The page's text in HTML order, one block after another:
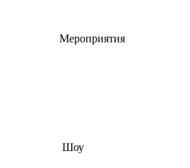
Мероприятия
Шоу